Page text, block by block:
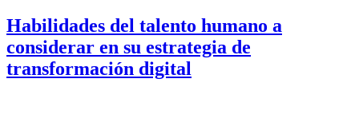
Habilidades del talento humano a
considerar en su estrategia de
transformación digital